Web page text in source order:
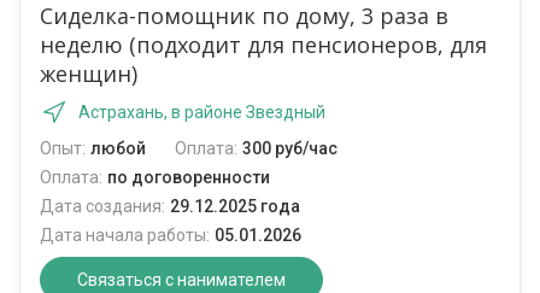
Сиделка-помощник по дому, 3 раза в
неделю (подходит для пенсионеров, для
женщин)
Астрахань, в районе Звездный
Опыт: любой Оплата: 300 руб/час
Оплата: по договоренности
Дата создания: 29.12.2025 года
Дата начала работы: 05.01.2026
Связаться с нанимателем